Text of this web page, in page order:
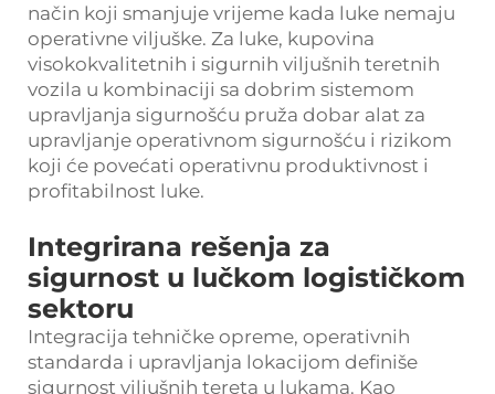
način koji smanjuje vrijeme kada luke nemaju
operativne viljuške. Za luke, kupovina
visokokvalitetnih i sigurnih viljušnih teretnih
vozila u kombinaciji sa dobrim sistemom
upravljanja sigurnošću pruža dobar alat za
upravljanje operativnom sigurnošću i rizikom
koji će povećati operativnu produktivnost i
profitabilnost luke.
Integrirana rešenja za
sigurnost u lučkom logističkom
sektoru
Integracija tehničke opreme, operativnih
standarda i upravljanja lokacijom definiše
sigurnost viljušnih tereta u lukama. Kao